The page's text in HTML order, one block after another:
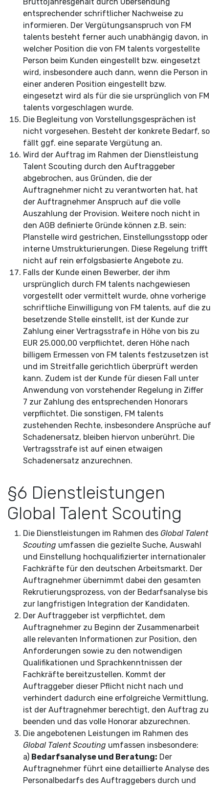
entsprechender schriftlicher Nachweise zu
informieren. Der Vergütungsanspruch von FM
talents besteht ferner auch unabhängig davon, in
welcher Position die von FM talents vorgestellte
Person beim Kunden eingestellt bzw. eingesetzt
wird, insbesondere auch dann, wenn die Person in
einer anderen Position eingestellt bzw.
eingesetzt wird als für die sie ursprünglich von FM
talents vorgeschlagen wurde.
Die Begleitung von Vorstellungsgesprächen ist
nicht vorgesehen. Besteht der konkrete Bedarf, so
fällt ggf. eine separate Vergütung an.
Wird der Auftrag im Rahmen der Dienstleistung
Talent Scouting durch den Auftraggeber
abgebrochen, aus Gründen, die der
Auftragnehmer nicht zu verantworten hat, hat
der Auftragnehmer Anspruch auf die volle
Auszahlung der Provision. Weitere noch nicht in
den AGB definierte Gründe können z.B. sein:
Planstelle wird gestrichen, Einstellungsstopp oder
interne Umstrukturierungen. Diese Regelung trifft
nicht auf rein erfolgsbasierte Angebote zu.
Falls der Kunde einen Bewerber, der ihm
ursprünglich durch FM talents nachgewiesen
vorgestellt oder vermittelt wurde, ohne vorherige
schriftliche Einwilligung von FM talents, auf die zu
besetzende Stelle einstellt, ist der Kunde zur
Zahlung einer Vertragsstrafe in Höhe von bis zu
EUR 25.000,00 verpflichtet, deren Höhe nach
billigem Ermessen von FM talents festzusetzen ist
und im Streitfalle gerichtlich überprüft werden
kann. Zudem ist der Kunde für diesen Fall unter
Anwendung von vorstehender Regelung in Ziffer
7 zur Zahlung des entsprechenden Honorars
verpflichtet. Die sonstigen, FM talents
zustehenden Rechte, insbesondere Ansprüche auf
Schadenersatz, bleiben hiervon unberührt. Die
Vertragsstrafe ist auf einen etwaigen
Schadenersatz anzurechnen.
§6 Dienstleistungen
Global Talent Scouting
Die Dienstleistungen im Rahmen des Global Talent
Scouting umfassen die gezielte Suche, Auswahl
und Einstellung hochqualifizierter internationaler
Fachkräfte für den deutschen Arbeitsmarkt. Der
Auftragnehmer übernimmt dabei den gesamten
Rekrutierungsprozess, von der Bedarfsanalyse bis
zur langfristigen Integration der Kandidaten.
Der Auftraggeber ist verpflichtet, dem
Auftragnehmer zu Beginn der Zusammenarbeit
alle relevanten Informationen zur Position, den
Anforderungen sowie zu den notwendigen
Qualifikationen und Sprachkenntnissen der
Fachkräfte bereitzustellen. Kommt der
Auftraggeber dieser Pflicht nicht nach und
verhindert dadurch eine erfolgreiche Vermittlung,
ist der Auftragnehmer berechtigt, den Auftrag zu
beenden und das volle Honorar abzurechnen.
Die angebotenen Leistungen im Rahmen des
Global Talent Scouting umfassen insbesondere:
a) Bedarfsanalyse und Beratung: Der
Auftragnehmer führt eine detaillierte Analyse des
Personalbedarfs des Auftraggebers durch und